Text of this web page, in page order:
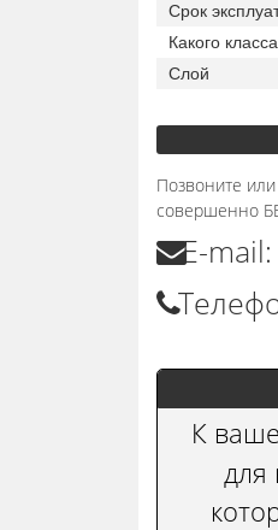
Срок
Какого
Слой
Позвоните
совершенно
Е-mail:
К
для